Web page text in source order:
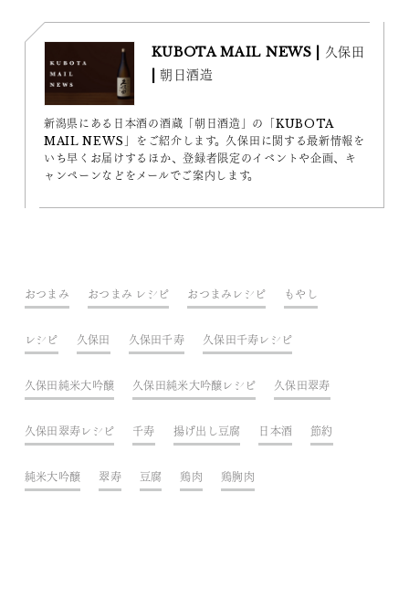
KUBOTA MAIL NEWS | 久保田
| 朝日酒造
新潟県にある日本酒の酒蔵「朝日酒造」の「KUBOTA
MAIL NEWS」をご紹介します。久保田に関する最新情報を
いち早くお届けするほか、登録者限定のイベントや企画、キ
ャンペーンなどをメールでご案内します。
おつまみ おつまみ レシピ おつまみレシピ もやし
レシピ 久保田 久保田千寿 久保田千寿レシピ
久保田純米大吟醸 久保田純米大吟醸レシピ 久保田翠寿
久保田翠寿レシピ 千寿 揚げ出し豆腐 日本酒 節約
純米大吟醸 翠寿 豆腐 鶏肉 鶏胸肉